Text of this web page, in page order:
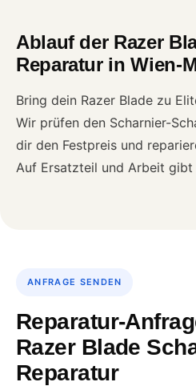
Ablauf der Razer
Reparatur in Wien-
Bring dein Razer Blade zu
Wir prüfen den Scharnier-
dir den Festpreis und
Auf Ersatzteil und Arbeit gibt
ANFRAGE SENDEN
Reparatur-
Razer Blade
Reparatur